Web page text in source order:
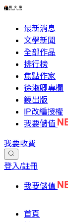
最新消息
文學新聞
全部作品
排行榜
焦點作家
徐淑卿專欄
鏡出版
IP改編授權
我要儲值
我要收費
登入/註冊
我要儲值
首頁